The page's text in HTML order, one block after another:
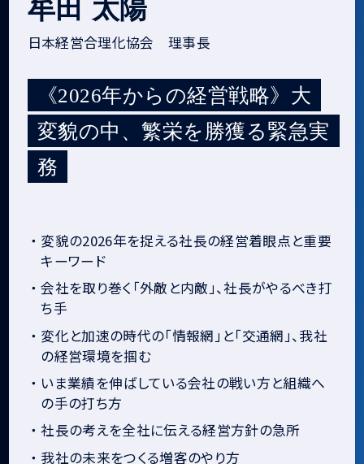
牟田 太陽
日本経営合理化協会 理事長
《2026年からの経営戦略》大
変貌の中、繁栄を勝獲る緊急実
務
・ 変貌の2026年を捉える社長の経営着眼点と重要
キーワード
・ 会社を取り巻く「外敵と内敵」、社長がやるべき打
ち手
・ 変化と加速の時代の「情報網」と「交通網」、我社
の経営環境を掴む
・ いま業績を伸ばしている会社の戦い方と組織へ
の手の打ち方
・ 社長の考えを全社に伝える経営方針の急所
・ 我社の未来をつくる増客のやり方